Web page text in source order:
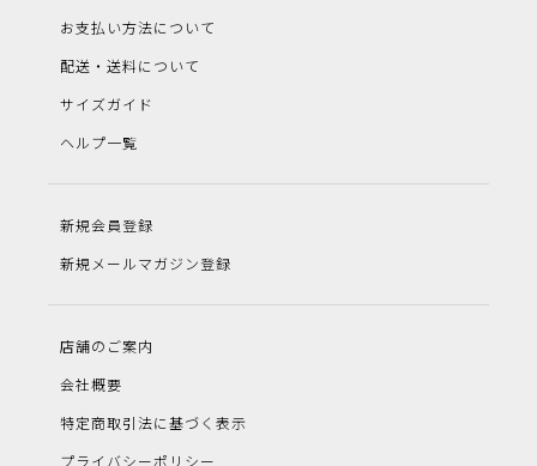
お支払い方法について
配送・送料について
サイズガイド
ヘルプ一覧
新規会員登録
新規メールマガジン登録
店舗のご案内
会社概要
特定商取引法に基づく表示
プライバシーポリシー